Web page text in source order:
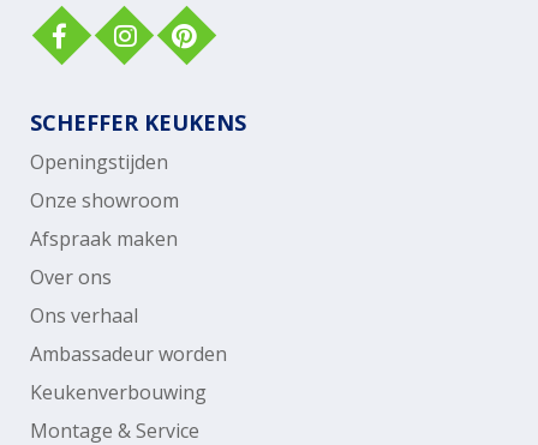
SCHEFFER KEUKENS
Openingstijden
Onze showroom
Afspraak maken
Over ons
Ons verhaal
Ambassadeur worden
Keukenverbouwing
Montage & Service